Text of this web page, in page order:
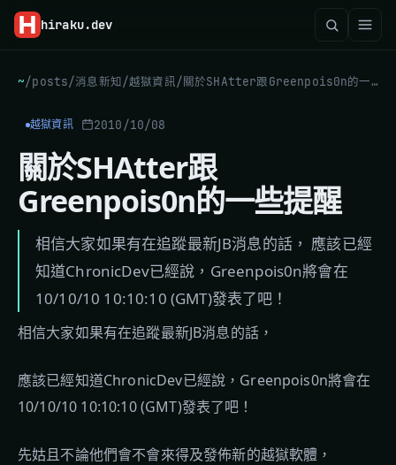
hiraku.dev
~/posts/消息新知/越獄資訊/ 關於SHAtter跟Greenpois0n的一些提醒
越獄資訊 2010/10/08
關於SHAtter跟
Greenpois0n的一些提醒
相信大家如果有在追蹤最新JB消息的話， 應該已經
知道ChronicDev已經說，Greenpois0n將會在
10/10/10 10:10:10 (GMT)發表了吧！
相信大家如果有在追蹤最新JB消息的話，
應該已經知道ChronicDev已經說，Greenpois0n將會在
10/10/10 10:10:10 (GMT)發表了吧！
先姑且不論他們會不會來得及發佈新的越獄軟體，